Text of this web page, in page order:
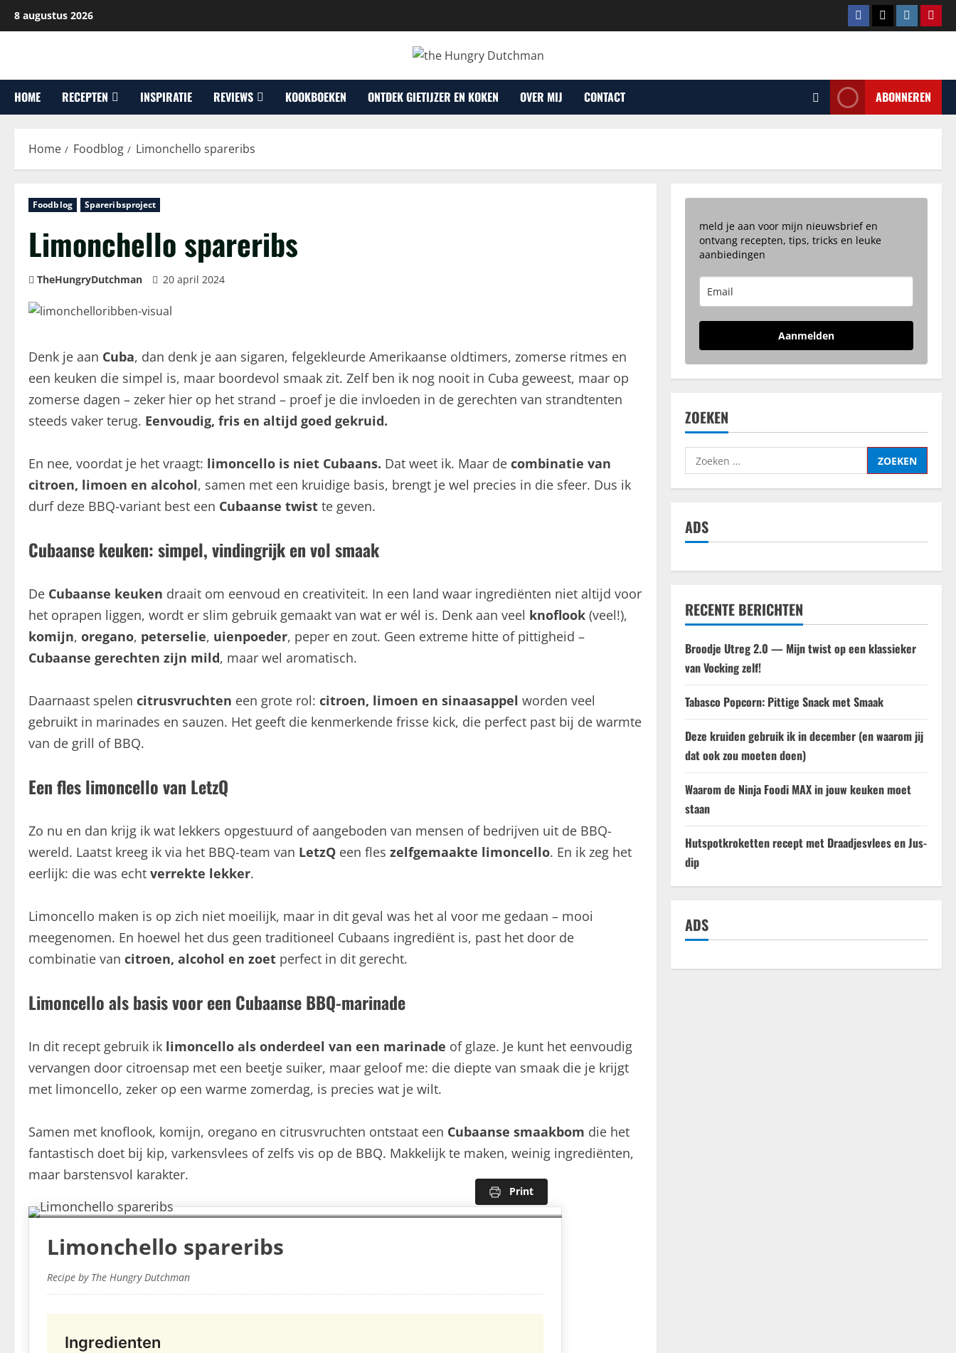
naar
8 augustus 2026 Facebook
TiktokInstagram
HOME RECEPTEN INSPIRATIE REVIEWS KOOKBOEKEN ONTDEK GIETIJZER EN KOKEN OVER MIJ CONTACT ABONNEREN
Home Foodblog Limonchello spareribs
Foodblog Spareribsproject
Limonchello spareribs
TheHungryDutchman 20 april 2024
Denk je aan Cuba, dan denk je aan sigaren, felgekleurde Amerikaanse oldtimers, zomerse ritmes en
een keuken die simpel is, maar boordevol smaak zit. Zelf ben ik nog nooit in Cuba geweest, maar op
zomerse dagen – zeker hier op het strand – proef je die invloeden in de gerechten van strandtenten
steeds vaker terug. Eenvoudig, fris en altijd goed gekruid.
En nee, voordat je het vraagt: limoncello is niet Cubaans. Dat weet ik. Maar de combinatie van
citroen, limoen en alcohol, samen met een kruidige basis, brengt je wel precies in die sfeer. Dus ik
durf deze BBQ-variant best een Cubaanse twist te geven.
Cubaanse keuken: simpel, vindingrijk en vol smaak
De Cubaanse keuken draait om eenvoud en creativiteit. In een land waar ingrediënten niet altijd voor
het oprapen liggen, wordt er slim gebruik gemaakt van wat er wél is. Denk aan veel knoflook (veel!),
komijn, oregano, peterselie, uienpoeder, peper en zout. Geen extreme hitte of pittigheid –
Cubaanse gerechten zijn mild, maar wel aromatisch.
Daarnaast spelen citrusvruchten een grote rol: citroen, limoen en sinaasappel worden veel
gebruikt in marinades en sauzen. Het geeft die kenmerkende frisse kick, die perfect past bij de warmte
van de grill of BBQ.
Een fles limoncello van LetzQ
Zo nu en dan krijg ik wat lekkers opgestuurd of aangeboden van mensen of bedrijven uit de BBQ-
wereld. Laatst kreeg ik via het BBQ-team van LetzQ een fles zelfgemaakte limoncello. En ik zeg het
eerlijk: die was echt verrekte lekker.
Limoncello maken is op zich niet moeilijk, maar in dit geval was het al voor me gedaan – mooi
meegenomen. En hoewel het dus geen traditioneel Cubaans ingrediënt is, past het door de
combinatie van citroen, alcohol en zoet perfect in dit gerecht.
Limoncello als basis voor een Cubaanse BBQ-marinade
In dit recept gebruik ik limoncello als onderdeel van een marinade of glaze. Je kunt het eenvoudig
vervangen door citroensap met een beetje suiker, maar geloof me: die diepte van smaak die je krijgt
met limoncello, zeker op een warme zomerdag, is precies wat je wilt.
Samen met knoflook, komijn, oregano en citrusvruchten ontstaat een Cubaanse smaakbom die het
fantastisch doet bij kip, varkensvlees of zelfs vis op de BBQ. Makkelijk te maken, weinig ingrediënten,
maar barstensvol karakter.
Print
Limonchello spareribs
Recipe by The Hungry Dutchman
Ingredienten
meld je aan voor mijn nieuwsbrief en
ontvang recepten, tips, tricks en leuke
aanbiedingen
Aanmelden
ZOEKEN
Zoeken
naar:
ADS
RECENTE BERICHTEN
Broodje Utreg 2.0 — Mijn twist op een klassieker
van Vocking zelf!
Tabasco Popcorn: Pittige Snack met Smaak
Deze kruiden gebruik ik in december (en waarom jij
dat ook zou moeten doen)
Waarom de Ninja Foodi MAX in jouw keuken moet
staan
Hutspotkroketten recept met Draadjesvlees en Jus-
dip
ADS